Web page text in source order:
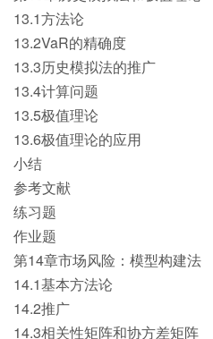
13.1方法论
13.2VaR的精确度
13.3历史模拟法的推广
13.4计算问题
13.5极值理论
13.6极值理论的应用
小结
参考文献
练习题
作业题
第14章市场风险：模型构建法
14.1基本方法论
14.2推广
14.3相关性矩阵和协方差矩阵